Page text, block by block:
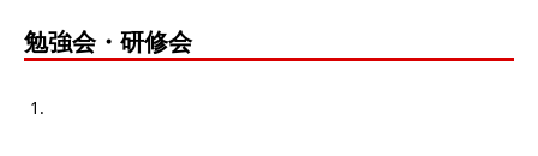
勉強会・研修会